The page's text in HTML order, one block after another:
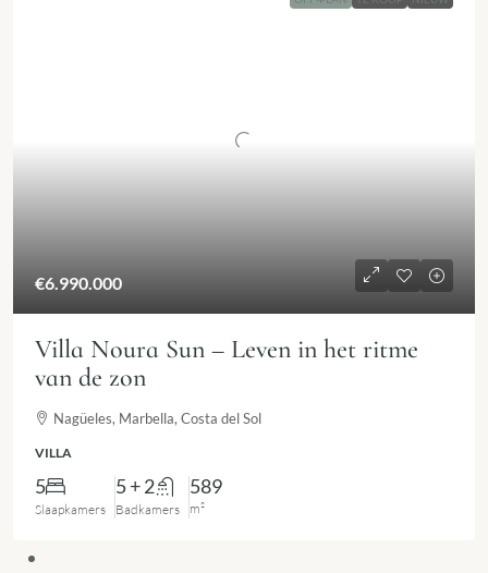
€6.990.000
Villa Noura Sun – Leven in het ritme
van de zon
Nagüeles, Marbella, Costa del Sol
VILLA
5
Slaapkamers
5 + 2
Badkamers
589
m²